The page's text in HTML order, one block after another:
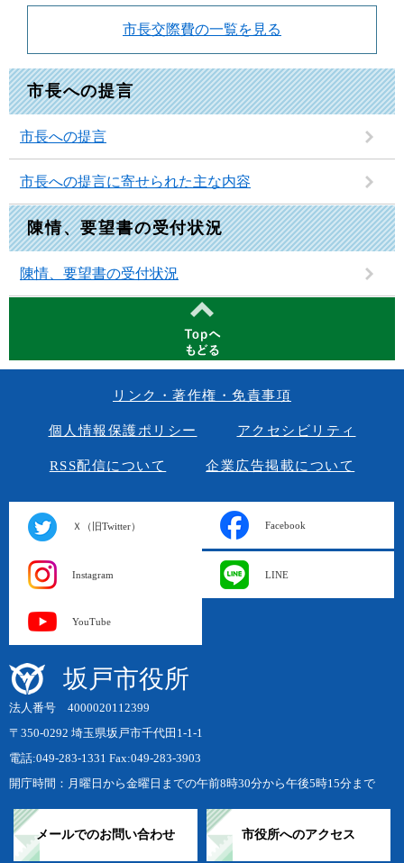
市長交際費の一覧を見る
市長への提言
市長への提言
市長への提言に寄せられた主な内容
陳情、要望書の受付状況
陳情、要望書の受付状況
リンク・著作権・免責事項
個人情報保護ポリシー アクセシビリティ
RSS配信について 企業広告掲載について
Ｘ（旧Twitter） Facebook
Instagram LINE
YouTube
坂戸市役所
法人番号 4000020112399
〒350-0292 埼玉県坂戸市千代田1-1-1
電話:049-283-1331 Fax:049-283-3903
開庁時間：月曜日から金曜日までの午前8時30分から午後5時15分まで
メールでのお問い合わせ 市役所へのアクセス